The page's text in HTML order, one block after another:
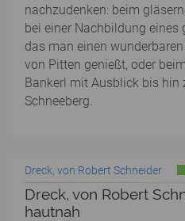
nachzudenken: beim
bei einer Nachbildung eines
das man einen
von Pitten genießt, oder
Bankerl mit Ausblick bis hin
Schneeberg.
Dreck, von Robert Schneider
Dreck, von Robert
hautnah